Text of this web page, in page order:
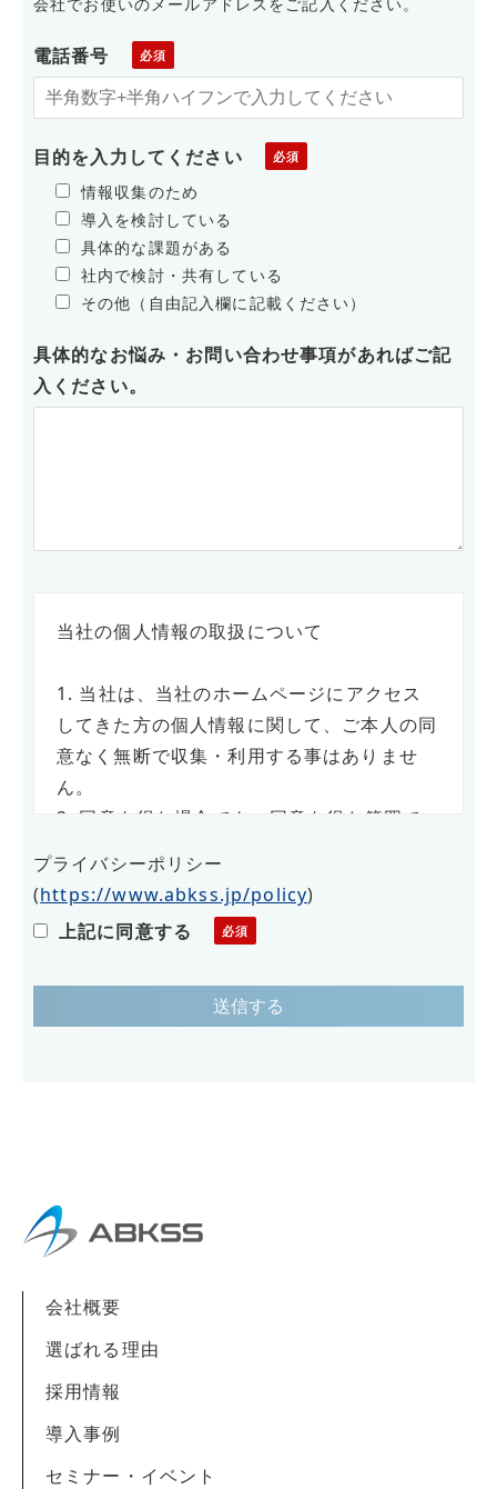
電話番号
目的を入力してください
情報収集のため
導入を検討している
具体的な課題がある
社内で検討・共有している
その他（自由記入欄に記載ください）
具体的なお悩み・お問い合わせ事項があればご記
入ください。
当社の個人情報の取扱について
1. 当社は、当社のホームページにアクセス
してきた方の個人情報に関して、ご本人の同
意なく無断で収集・利用する事はありませ
ん。
2. 同意を得た場合でも、同意を得た範囲で
3. さらに、収集した個人情報は適正な管理
の下で安全に蓄積・保管します。
お客様の個人情報は下記の目的に使用させて
なくなる場合がございます。
案
2. 案内資料・請求書等の送付
3. 商品・サービスの正確な提供
プライバシーポリシー
(https://www.abkss.jp/policy)
上記に同意する
会社概要
選ばれる理由
採用情報
導入事例
セミナー・イベント